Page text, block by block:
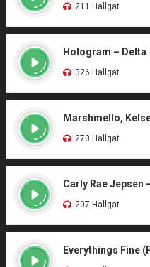
211 Hallgat
Hologram – Delta
326 Hallgat
Marshmello,
270 Hallgat
Carly Rae Jepsen
207 Hallgat
Everythings Fine